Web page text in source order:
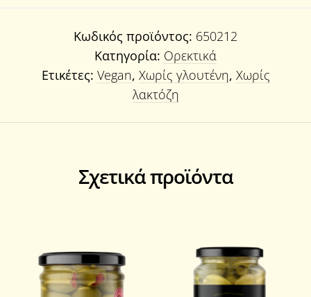
Κωδικός προϊόντος: 650212
Κατηγορία: Ορεκτικά
Ετικέτες: Vegan, Χωρίς γλουτένη, Χωρίς
λακτόζη
Σχετικά προϊόντα